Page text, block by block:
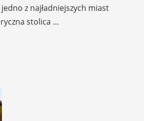
z najładniejszych miast
stolica …